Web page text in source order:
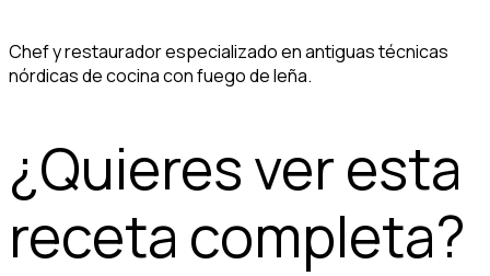
Chef y restaurador especializado en antiguas técnicas
nórdicas de cocina con fuego de leña.
¿Quieres ver esta
receta completa?